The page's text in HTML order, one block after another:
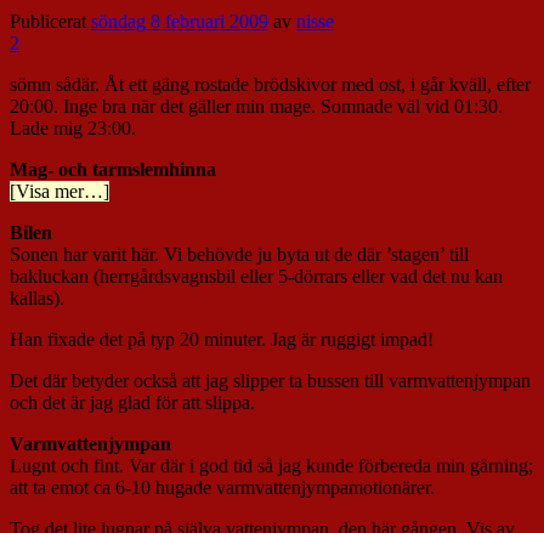
Publicerat söndag 8 februari 2009 av nisse
2
sömn sådär. Åt ett gäng rostade brödskivor med ost, i går kväll, efter
20:00. Inge bra när det gäller min mage. Somnade väl vid 01:30.
Lade mig 23:00.
Mag- och tarmslemhinna
[Visa mer…]
Bilen
Sonen har varit här. Vi behövde ju byta ut de där ’stagen’ till
bakluckan (herrgårdsvagnsbil eller 5-dörrars eller vad det nu kan
kallas).
Han fixade det på typ 20 minuter. Jag är ruggigt impad!
Det där betyder också att jag slipper ta bussen till varmvattenjympan
och det är jag glad för att slippa.
Varmvattenjympan
Lugnt och fint. Var där i god tid så jag kunde förbereda min gärning;
att ta emot ca 6-10 hugade varmvattenjympamotionärer.